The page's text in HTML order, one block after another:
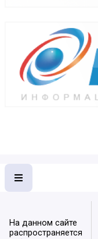
На данном сайте
распространяется